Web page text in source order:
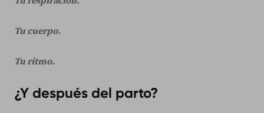
Tu cuerpo.
Tu ritmo.
¿Y después del parto?